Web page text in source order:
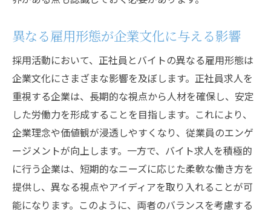
異なる雇用形態が企業文化に与える影響
採用活動において、正社員とバイトの異なる雇用形態は
企業文化にさまざまな影響を及ぼします。正社員求人を
重視する企業は、長期的な視点から人材を確保し、安定
した労働力を形成することを目指します。これにより、
企業理念や価値観が浸透しやすくなり、従業員のエンゲ
ージメントが向上します。一方で、バイト求人を積極的
に行う企業は、短期的なニーズに応じた柔軟な働き方を
提供し、異なる視点やアイディアを取り入れることが可
能になります。このように、両者のバランスを考慮する